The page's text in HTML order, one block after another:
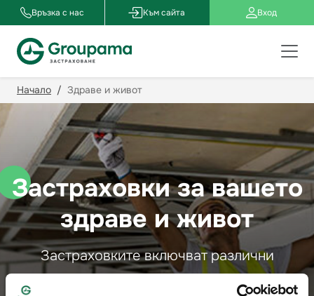
Връзка с нас Към сайта Вход
Начало Здраве и живот
Застраховки за вашето
здраве и живот
Застраховките включват различни
покрития и застрахователни суми,